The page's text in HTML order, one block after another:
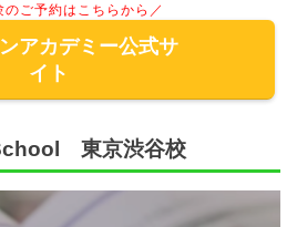
のご予約はこちらから／
アカデミー公式サ
イト
東京渋谷校